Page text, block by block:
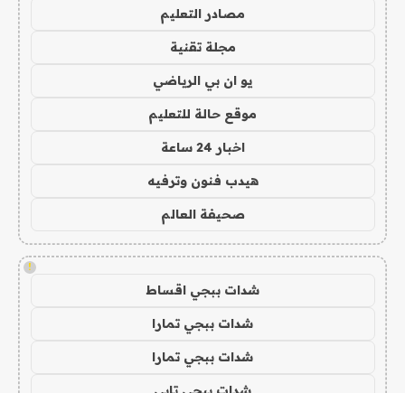
مصادر التعليم
مجلة تقنية
يو ان بي الرياضي
موقع حالة للتعليم
اخبار 24 ساعة
هيدب فنون وترفيه
صحيفة العالم
!
شدات ببجي اقساط
شدات ببجي تمارا
شدات ببجي تمارا